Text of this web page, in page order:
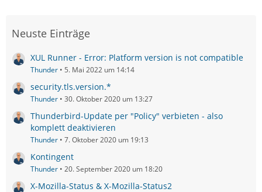
Neuste Einträge
XUL Runner - Error: Platform version is not compatible
Thunder 5. Mai 2022 um 14:14
security.tls.version.*
Thunder 30. Oktober 2020 um 13:27
Thunderbird-Update per "Policy" verbieten - also
komplett deaktivieren
Thunder 7. Oktober 2020 um 19:13
Kontingent
Thunder 20. September 2020 um 18:20
X-Mozilla-Status & X-Mozilla-Status2